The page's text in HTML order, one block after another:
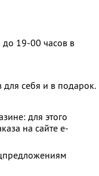
до 19-00 часов в
себя и в подарок.
для этого
на сайте e-